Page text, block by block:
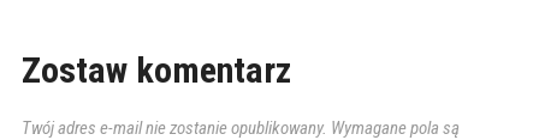
Zostaw komentarz
Twój adres e-mail nie zostanie opublikowany. Wymagane pola są